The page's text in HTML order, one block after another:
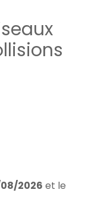
08/2026 et le